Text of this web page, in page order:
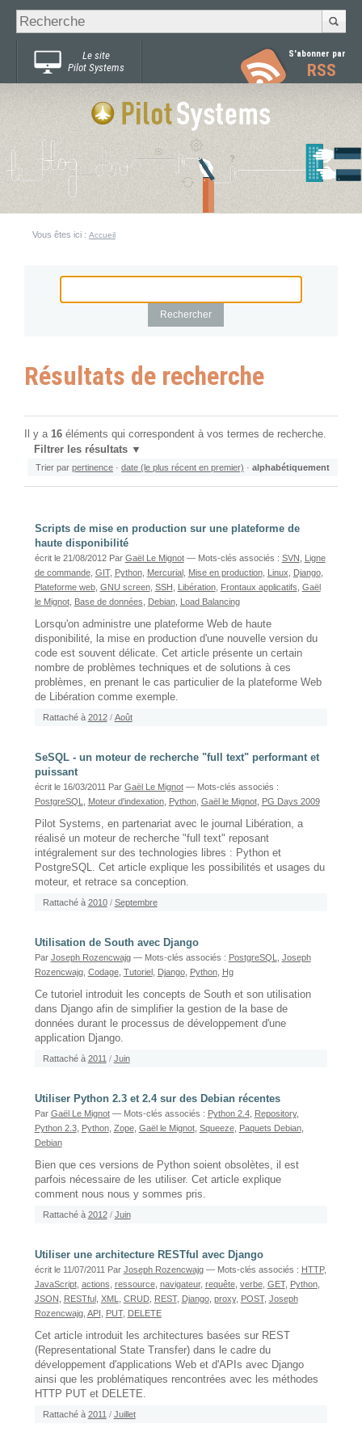
Chercher par
Recherche
avancée…
Le site
Pilot Systems
S'abonner par
RSS
Vous êtes ici : Accueil
Résultats de recherche
Il y a 16 éléments qui correspondent à vos termes de recherche.
Filtrer les résultats
Trier par pertinence · date (le plus récent en premier) · alphabétiquement
Scripts de mise en production sur une plateforme de
haute disponibilité
écrit le 21/08/2012 Par Gaël Le Mignot — Mots-clés associés : SVN
Ligne
de commande, GIT, Python, Mercurial, Mise en production, Linux Django,
Plateforme web, GNU screen, SSH Libération, Frontaux applicatifs Gaël
le Mignot, Base de données Debian, Load Balancing
Lorsqu'on administre une plateforme Web de haute
disponibilité, la mise en production d'une nouvelle version du
code est souvent délicate. Cet article présente un certain
nombre de problèmes techniques et de solutions à ces
problèmes, en prenant le cas particulier de la plateforme Web
de Libération comme exemple.
Rattaché à 2012 / Août
SeSQL - un moteur de recherche "full text" performant et
puissant
écrit le 16/03/2011 Par Gaël Le Mignot — Mots-clés associés :
PostgreSQL
Moteur d'indexation, Python, Gaël le Mignot, PG Days 2009
Pilot Systems, en partenariat avec le journal Libération, a
réalisé un moteur de recherche "full text" reposant
intégralement sur des technologies libres : Python et
PostgreSQL. Cet article explique les possibilités et usages du
moteur, et retrace sa conception.
Rattaché à 2010 / Septembre
Utilisation de South avec Django
Par Joseph Rozencwajg — Mots-clés associés : PostgreSQL
Joseph
Rozencwajg, Codage, Tutoriel, Django, Python, Hg
Ce tutoriel introduit les concepts de South et son utilisation
dans Django afin de simplifier la gestion de la base de
données durant le processus de développement d'une
application Django.
Rattaché à 2011 / Juin
Utiliser Python 2.3 et 2.4 sur des Debian récentes
Par Gaël Le Mignot — Mots-clés associés : Python 2.4, Repository,
Python 2.3, Python, Zope, Gaël le Mignot, Squeeze, Paquets Debian,
Debian
Bien que ces versions de Python soient obsolètes, il est
parfois nécessaire de les utiliser. Cet article explique
comment nous nous y sommes pris.
Rattaché à 2012 / Juin
Utiliser une architecture RESTful avec Django
écrit le 11/07/2011 Par Joseph Rozencwajg — Mots-clés associés : HTTP,
JavaScript, actions ressource, navigateur, requête, verbe, GET, Python,
JSON
RESTful, XML CRUD, REST, Django, proxy, POST, Joseph
Rozencwajg, API PUT, DELETE
Cet article introduit les architectures basées sur REST
(Representational State Transfer) dans le cadre du
développement d'applications Web et d'APIs avec Django
ainsi que les problématiques rencontrées avec les méthodes
HTTP PUT et DELETE.
Rattaché à 2011 / Juillet